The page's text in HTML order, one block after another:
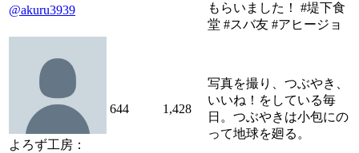
@akuru3939
もらいました！ #堤下食
堂 #スバ友 #アヒージョ
よろず工房：
644 1,428
写真を撮り、つぶやき、
いいね！をしている毎
日。つぶやきは小包にの
って地球を廻る。